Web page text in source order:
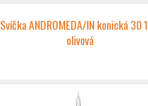
Svíčka ANDROMEDA/IN konická 30
olivová